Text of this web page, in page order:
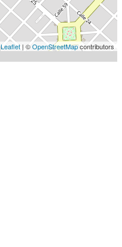
Leaflet | ©OpenStreetMapcontributors